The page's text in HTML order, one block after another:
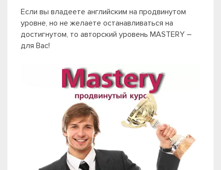
Если вы владеете английским на продвинутом
уровне, но не желаете останавливаться на
достигнутом, то авторский уровень MASTERY –
для Вас!